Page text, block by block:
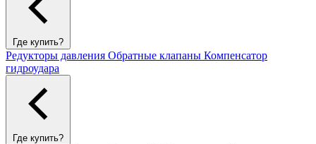
Где купить?
Редукторы давления Обратные клапаны Компенсатор
гидроудара
Где купить?